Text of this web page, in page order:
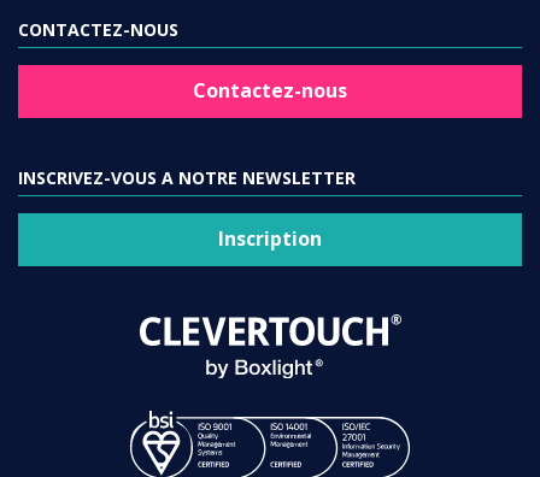
CONTACTEZ-NOUS
Contactez-nous
INSCRIVEZ-VOUS A NOTRE NEWSLETTER
Inscription